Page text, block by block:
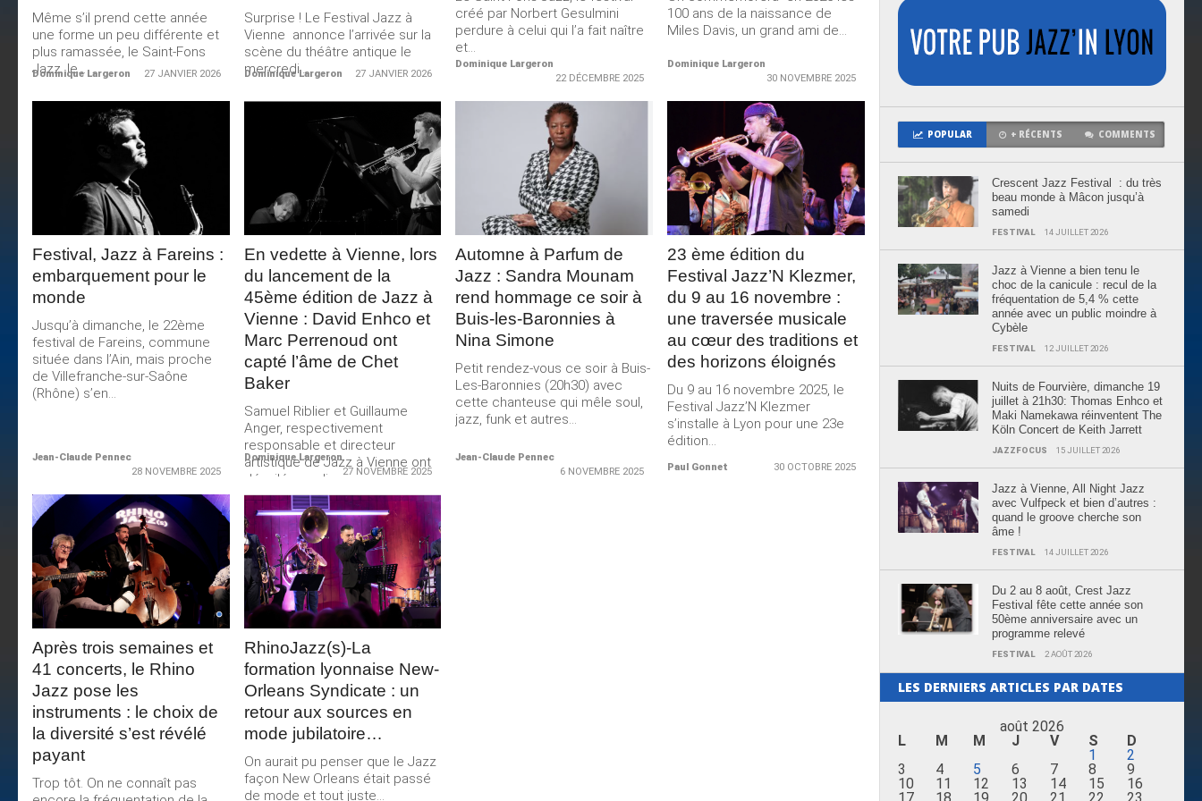
Même s’il prend cette année
une forme un peu différente et
plus ramassée, le Saint-Fons
Jazz, le...
Dominique Largeron 27 JANVIER 2026
Surprise ! Le Festival Jazz à
Vienne annonce l’arrivée sur la
scène du théâtre antique le
mercredi...
Dominique Largeron 27 JANVIER 2026
créé par Norbert Gesulmini
perdure à celui qui l’a fait naître
et...
Dominique Largeron
22 DÉCEMBRE 2025
100 ans de la naissance de
Miles Davis, un grand ami de...
Dominique Largeron
30 NOVEMBRE 2025
LIRE LA
SUITE
Festival, Jazz à Fareins :
embarquement pour le
monde
Jusqu’à dimanche, le 22ème
festival de Fareins, commune
située dans l’Ain, mais proche
de Villefranche-sur-Saône
(Rhône) s’en...
Jean-Claude Pennec
28 NOVEMBRE 2025
LIRE LA
SUITE
En vedette à Vienne, lors
du lancement de la
45ème édition de Jazz à
Vienne : David Enhco et
Marc Perrenoud ont
capté l’âme de Chet
Baker
Samuel Riblier et Guillaume
Anger, respectivement
responsable et directeur
artistique de Jazz à Vienne ont
dévoilé, mardi...
Dominique Largeron
27 NOVEMBRE 2025
LIRE LA
SUITE
Automne à Parfum de
Jazz : Sandra Mounam
rend hommage ce soir à
Buis-les-Baronnies à
Nina Simone
Petit rendez-vous ce soir à Buis-
Les-Baronnies (20h30) avec
cette chanteuse qui mêle soul,
jazz, funk et autres...
Jean-Claude Pennec
6 NOVEMBRE 2025
LIRE LA
SUITE
23 ème édition du
Festival Jazz’N Klezmer,
du 9 au 16 novembre :
une traversée musicale
au cœur des traditions et
des horizons éloignés
Du 9 au 16 novembre 2025, le
Festival Jazz’N Klezmer
s’installe à Lyon pour une 23e
édition...
Paul Gonnet 30 OCTOBRE 2025
LIRE LA
SUITE
Après trois semaines et
41 concerts, le Rhino
Jazz pose les
instruments : le choix de
la diversité s’est révélé
payant
Trop tôt. On ne connaît pas
LIRE LA
SUITE
RhinoJazz(s)-La
formation lyonnaise New-
Orleans Syndicate : un
retour aux sources en
mode jubilatoire…
On aurait pu penser que le Jazz
façon New Orleans était passé
de mode et tout juste...
POPULAR + RÉCENTS COMMENTS
Crescent Jazz Festival : du très
beau monde à Mâcon jusqu’à
samedi
FESTIVAL 14 JUILLET 2026
Jazz à Vienne a bien tenu le
choc de la canicule : recul de la
fréquentation de 5,4 % cette
année avec un public moindre à
Cybèle
FESTIVAL 12 JUILLET 2026
Nuits de Fourvière, dimanche 19
juillet à 21h30: Thomas Enhco et
Maki Namekawa réinventent The
Köln Concert de Keith Jarrett
JAZZFOCUS 15 JUILLET 2026
Jazz à Vienne, All Night Jazz
avec Vulfpeck et bien d’autres :
quand le groove cherche son
âme !
FESTIVAL 14 JUILLET 2026
Du 2 au 8 août, Crest Jazz
Festival fête cette année son
50ème anniversaire avec un
programme relevé
FESTIVAL 2 AOÛT 2026
LES DERNIERS ARTICLES PAR DATES
août 2026
L
M M J V S
D
1
2
3
4 5 6 7 8
9
10
11 12 13 14 15
16